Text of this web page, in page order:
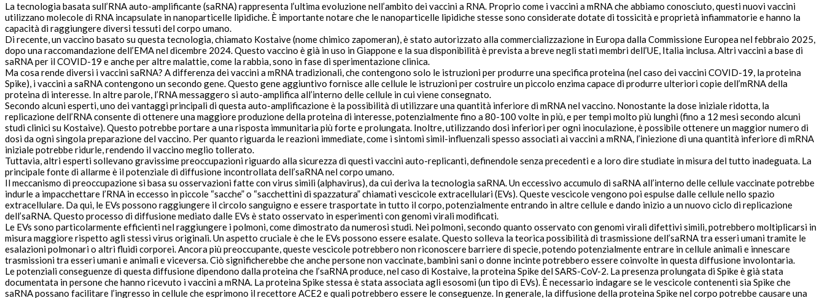
La tecnologia basata sull’RNA auto-amplificante (saRNA) rappresenta l’ultima evoluzione nell’ambito dei vaccini a RNA. Proprio come i vaccini a mRNA che abbiamo conosciuto, questi nuovi vaccini
utilizzano molecole di RNA incapsulate innanoparticelle lipidiche. È importante notare che le nanoparticelle lipidiche stesse sono considerate dotate di tossicità e proprietà infiammatorie e hanno la
capacità di raggiungere diversi tessuti del corpo umano.
Di recente, un vaccino basato su questa tecnologia, chiamato Kostaive (nome chimico zapomeran), è stato autorizzato alla commercializzazione in Europa dalla Commissione Europea nel febbraio 2025,
dopo una raccomandazione dell’EMA nel dicembre 2024. Questo vaccino è già in uso in Giappone e la sua disponibilità è prevista a breve negli stati membri dell’UE, Italia inclusa. Altri vaccini a base di
saRNA per il COVID-19 e anche per altre malattie, come la rabbia, sono in fase di sperimentazione clinica.
Ma cosa rende diversi i vaccini saRNA? A differenza dei vaccini a mRNA tradizionali, che contengono solo le istruzioni per produrre una specifica proteina (nel caso dei vaccini COVID-19, la proteina
Spike), i vaccini a saRNA contengono unsecondo gene. Questo gene aggiuntivo fornisce alle cellule le istruzioni per costruire un piccolo enzima capace di produrreulteriori copie dell’mRNA della
proteina di interesse. In altre parole, l’RNA messaggero siauto-amplificaall’interno delle cellule in cui viene consegnato.
Secondo alcuni esperti, uno deivantaggi principalidi questa auto-amplificazione è la possibilità di utilizzare unaquantità inferiore di mRNAnel vaccino. Nonostante la dose iniziale ridotta, la
replicazione dell’RNA consente di ottenere unamaggiore produzione della proteina di interesse, potenzialmente fino a 80-100 volte in più, e pertempi molto più lunghi(fino a 12 mesi secondo alcuni
studi clinici su Kostaive). Questo potrebbe portare a una risposta immunitaria più forte e prolungata. Inoltre, utilizzando dosi inferiori per ogni inoculazione, è possibile ottenere un maggior numero di
dosi da ogni singola preparazione del vaccino. Per quanto riguarda le reazioni immediate, come i sintomi simil-influenzali spesso associati ai vaccini a mRNA, l’iniezione di una quantità inferiore di mRNA
iniziale potrebbe ridurle, rendendo il vaccino meglio tollerato.
Tuttavia, altri esperti sollevano gravissime preoccupazioniriguardo alla sicurezza di questi vaccini auto-replicanti, definendolesenza precedentie a loro direstudiate in misura del tutto inadeguata. La
principale fonte di allarme è ilpotenziale di diffusione incontrollatadell’saRNA nel corpo umano.
Il meccanismo di preoccupazione si basa su osservazioni fatte con virus simili (alphavirus), da cui deriva la tecnologia saRNA. Un eccessivo accumulo di saRNA all’interno delle cellule vaccinate potrebbe
indurle a impacchettare l’RNA in eccesso in piccole “sacche” o “sacchettini di spazzatura” chiamati vescicole extracellulari (EVs). Queste vescicole vengono poi espulse dalle cellule nello spazio
extracellulare. Da qui, le EVs possono raggiungere il circolo sanguigno e essere trasportate in tutto il corpo, potenzialmente entrando in altre cellule e dando inizio a un nuovo ciclo di replicazione
dell’saRNA. Questo processo di diffusione mediato dalle EVs è stato osservato in esperimenti con genomi virali modificati.
Le EVs sono particolarmente efficienti nel raggiungere i polmoni, come dimostrato da numerosi studi. Nei polmoni, secondo quanto osservato con genomi virali difettivi simili, potrebbero moltiplicarsi in
misura maggiore rispetto agli stessi virus originali. Un aspetto cruciale è che le EVs possono essereesalate. Questo solleva lateorica possibilità di trasmissionedell’saRNA tra esseri umani tramite le
esalazioni polmonari o altri fluidi corporei. Ancora più preoccupante, queste vescicole potrebbero non riconoscere barriere di specie
trasmissioni tra esseri umani e animali e viceversa. Ciò significherebbe che anche persone non vaccinate, bambini sani o donne incinte potrebbero essere coinvolte in questa diffusione involontaria.
Le potenziali conseguenze di questa diffusione dipendono dalla proteina che l’saRNA produce, nel caso di Kostaive, la proteina Spike del SARS-CoV-2. La presenza prolungata di Spike è già stata
documentata in persone che hanno ricevuto i vaccini a mRNA. La proteina Spike stessa è stata associata agli esosomi (un tipo di EVs). È necessario indagare se le vescicole contenenti sia Spike che